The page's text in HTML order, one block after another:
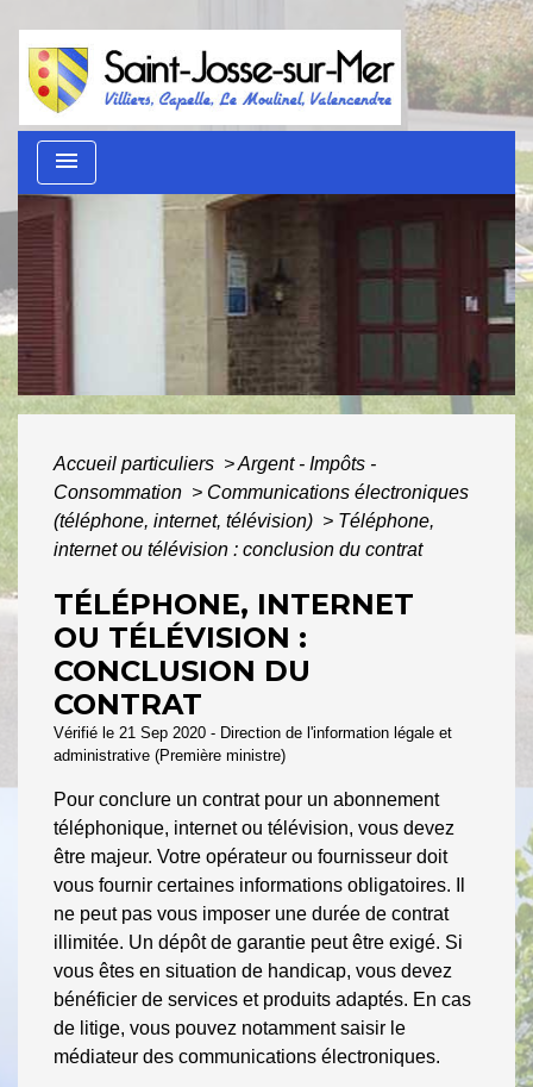
menu
Guide des démarches
administratives
AU QUOTIDIEN
GUIDE DES
DÉMARCHES ADMINISTRATIVES
Accueil particuliers >Argent - Impôts -
Consommation > Communications électroniques
(téléphone, internet, télévision) > Téléphone,
internet ou télévision : conclusion du contrat
TÉLÉPHONE, INTERNET
OU TÉLÉVISION :
CONCLUSION DU
CONTRAT
Vérifié le 21 Sep 2020 - Direction de l'information légale et
administrative (Première ministre)
Pour conclure un contrat pour un abonnement
téléphonique, internet ou télévision, vous devez
être majeur. Votre opérateur ou fournisseur doit
vous fournir certaines informations obligatoires. Il
ne peut pas vous imposer une durée de contrat
illimitée. Un dépôt de garantie peut être exigé. Si
vous êtes en situation de handicap, vous devez
bénéficier de services et produits adaptés. En cas
de litige, vous pouvez notamment saisir le
médiateur des communications électroniques.